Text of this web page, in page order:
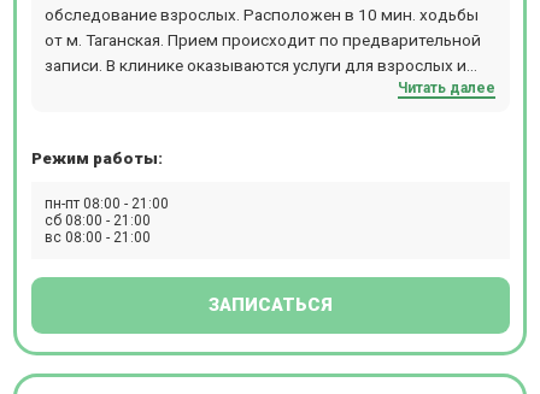
обследование взрослых. Расположен в 10 мин. ходьбы
от м. Таганская. Прием происходит по предварительной
записи. В клинике оказываются услуги для взрослых и
Читать далее
Режим работы:
пн-пт 08:00 - 21:00
сб 08:00 - 21:00
вс 08:00 - 21:00
ЗАПИСАТЬСЯ